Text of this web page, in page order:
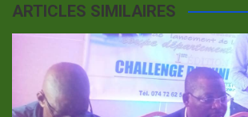
ARTICLES SIMILAIRES